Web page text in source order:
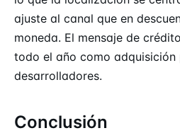
ajuste al canal que en
moneda. El mensaje de
todo el año como adquisición
desarrolladores.
Conclusión